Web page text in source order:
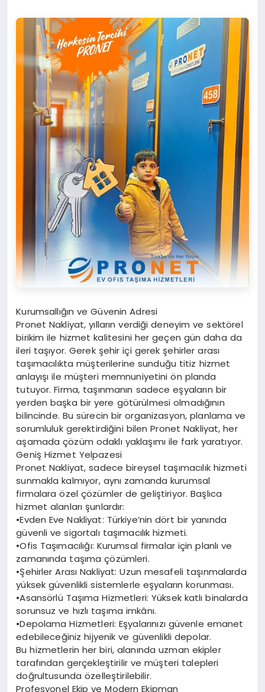
Kurumsallığın ve Güvenin Adresi
Pronet Nakliyat, yılların verdiği deneyim ve sektörel
birikim ile hizmet kalitesini her geçen gün daha da
ileri taşıyor. Gerek şehir içi gerek şehirler arası
taşımacılıkta müşterilerine sunduğu titiz hizmet
anlayışı ile müşteri memnuniyetini ön planda
tutuyor. Firma, taşınmanın sadece eşyaların bir
yerden başka bir yere götürülmesi olmadığının
bilincinde. Bu sürecin bir organizasyon, planlama ve
sorumluluk gerektirdiğini bilen Pronet Nakliyat, her
aşamada çözüm odaklı yaklaşımı ile fark yaratıyor.
Geniş Hizmet Yelpazesi
Pronet Nakliyat, sadece bireysel taşımacılık hizmeti
sunmakla kalmıyor, aynı zamanda kurumsal
firmalara özel çözümler de geliştiriyor. Başlıca
hizmet alanları şunlardır:
•Evden Eve Nakliyat: Türkiye’nin dört bir yanında
güvenli ve sigortalı taşımacılık hizmeti.
•Ofis Taşımacılığı: Kurumsal firmalar için planlı ve
zamanında taşıma çözümleri.
•Şehirler Arası Nakliyat: Uzun mesafeli taşınmalarda
yüksek güvenlikli sistemlerle eşyaların korunması.
•Asansörlü Taşıma Hizmetleri: Yüksek katlı binalarda
sorunsuz ve hızlı taşıma imkânı.
•Depolama Hizmetleri: Eşyalarınızı güvenle emanet
edebileceğiniz hijyenik ve güvenlikli depolar.
Bu hizmetlerin her biri, alanında uzman ekipler
tarafından gerçekleştirilir ve müşteri talepleri
doğrultusunda özelleştirilebilir.
Profesyonel Ekip ve Modern Ekipman